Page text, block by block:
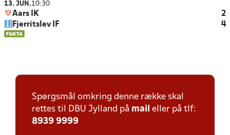
13. JUN.10:30
Aars IK
2
Fjerritslev IF
4
Spørgsmål omkring denne række skal
rettes til DBU Jylland på mail eller på tlf:
8939 9999